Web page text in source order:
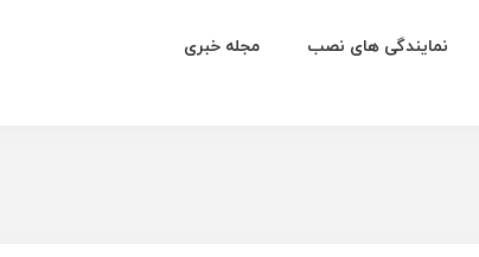
نمایندگی های نصب مجله خبری